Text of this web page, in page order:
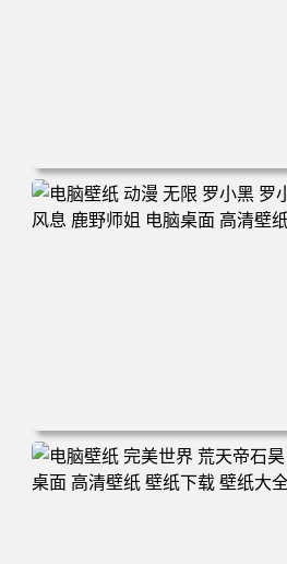
电脑壁纸 柯南和小兰背靠背 夕阳
面 高清壁纸 壁纸下载 壁纸大全
电脑壁纸 动漫 无限 罗小黑 罗小黑
鹿野师姐 电脑桌面 高清壁纸 壁纸下